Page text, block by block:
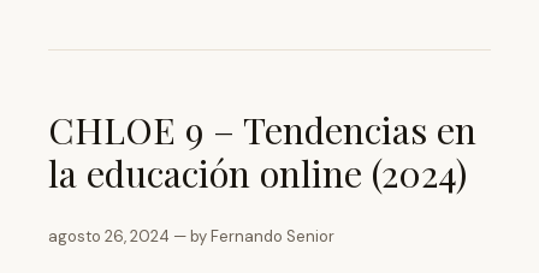
CHLOE 9 – Tendencias en
la educación online (2024)
agosto 26, 2024 — by Fernando Senior